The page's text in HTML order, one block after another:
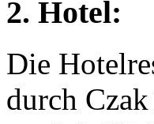
2. Hotel:
Die
durch